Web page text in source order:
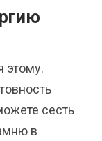
этому.
сесть
в